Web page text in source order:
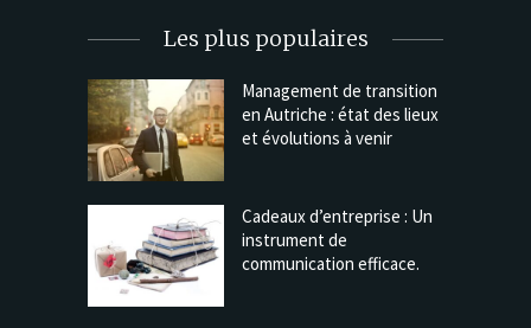
Les plus populaires
Management de transition
en Autriche : état des lieux
et évolutions à venir
Cadeaux d’entreprise : Un
instrument de
communication efficace.